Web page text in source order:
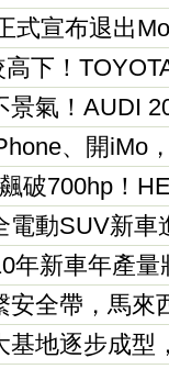
式宣布退出
下！
景氣！AUDI
、開iMo
破700hp！
電動SUV新車
年新車年產
安全帶，馬來
基地逐步成型